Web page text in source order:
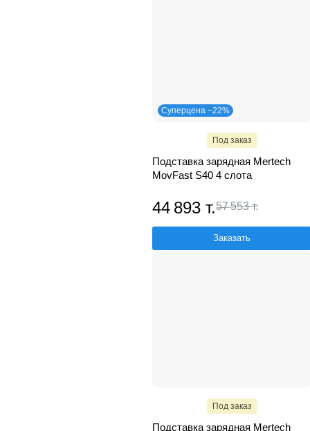
Суперцена −22%
Под заказ
Подставка зарядная Mertech
MovFast S40 4 слота
44 893 т.57 553 т.
Заказать
Под заказ
Подставка зарядная Mertech